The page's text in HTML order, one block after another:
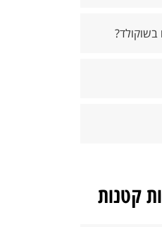
קטנות